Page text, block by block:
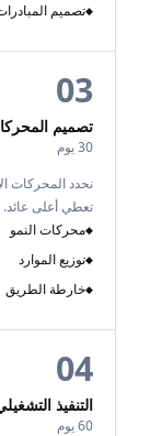
◆تصميم
03
تصميم
30 يوم
نحدد المحركات
تعطي أعلى عائد.
◆محركات النمو
◆توزيع الموارد
◆خارطة الطريق
04
التنفيذ
60 يوم